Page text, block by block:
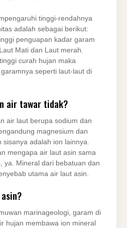
tinggi-rendahnya
adalah sebagai berikut:
penguapan kadar garam
Mati dan Laut merah.
curah hujan maka
seperti laut-laut di
air tawar tidak?
air laut berupa sodium dan
magnesium dan
sisanya adalah ion lainnya.
mengapa air laut asin sama
ya. Mineral dari bebatuan dan
utama air laut asin.
marinageologi, garam di
hujan membawa ion mineral